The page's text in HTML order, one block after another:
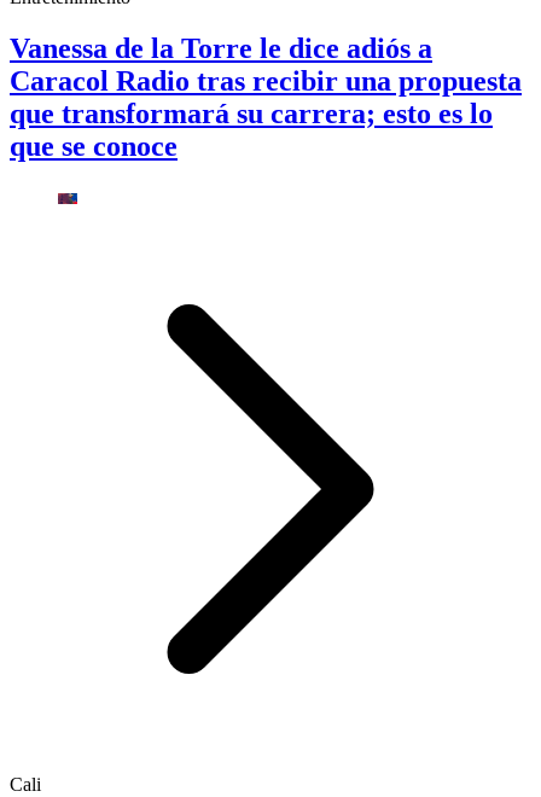
Vanessa de la Torre le dice adiós a
Caracol Radio tras recibir una propuesta
que transformará su carrera; esto es lo
que se conoce
Cali